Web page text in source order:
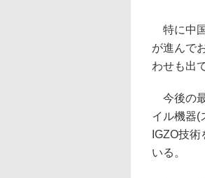
特に中
が進んで
わせも出
今後の
イル機器(
IGZO技
いる。